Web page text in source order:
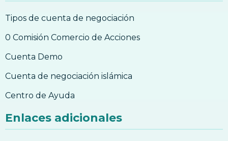
Tipos de cuenta de negociación
0 Comisión Comercio de Acciones
Cuenta Demo
Cuenta de negociación islámica
Centro de Ayuda
Enlaces adicionales